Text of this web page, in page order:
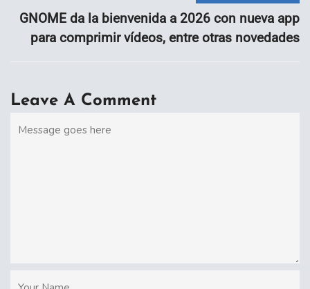
GNOME da la bienvenida a 2026 con nueva app
para comprimir vídeos, entre otras novedades
Leave A Comment